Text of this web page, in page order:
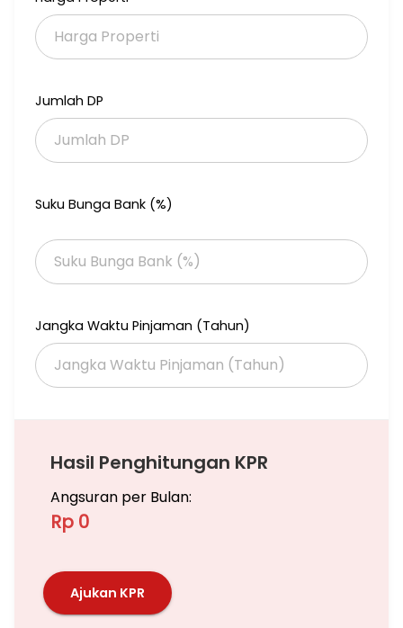
Jumlah DP
Suku Bunga Bank (%)
Jangka Waktu Pinjaman (Tahun)
Hasil Penghitungan KPR
Angsuran per Bulan:
Rp 0
Ajukan KPR